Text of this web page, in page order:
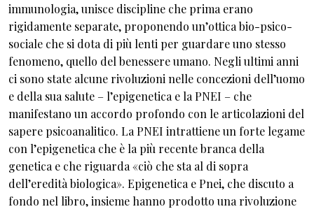
immunologia, unisce discipline che prima erano
rigidamente separate, proponendo un’ottica bio-psico-
sociale che si dota di più lenti per guardare uno stesso
fenomeno, quello del benessere umano. Negli ultimi anni
ci sono state alcune rivoluzioni nelle concezioni dell’uomo
e della sua salute – l’epigenetica e la PNEI – che
manifestano un accordo profondo con le articolazioni del
sapere psicoanalitico. La PNEI intrattiene un forte legame
con l’epigenetica che è la più recente branca della
genetica e che riguarda «ciò che sta al di sopra
dell’eredità biologica». Epigenetica e Pnei, che discuto a
fondo nel libro, insieme hanno prodotto una rivoluzione